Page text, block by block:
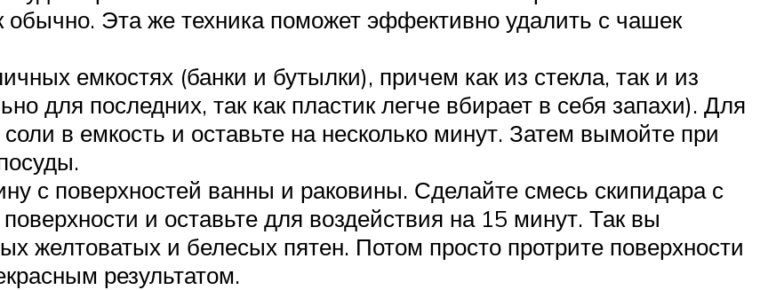
Эта же техника поможет эффективно удалить с чашек
емкостях (банки и бутылки), причем как из стекла, так и из
для последних, так как пластик легче вбирает в себя запахи). Для
в емкость и оставьте на несколько минут. Затем вымойте при
с поверхностей ванны и раковины. Сделайте смесь скипидара с
и оставьте для воздействия на 15 минут. Так вы
желтоватых и белесых пятен. Потом просто протрите поверхности
результатом.